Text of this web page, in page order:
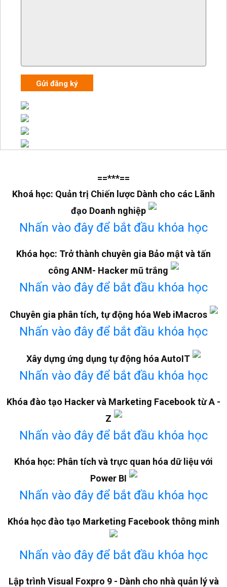
Gửi đăng ký
==***==
Khoá học: Quản trị Chiến lược Dành cho các Lãnh
đạo Doanh nghiệp
Nhấn vào đây để bắt đầu khóa học
Khóa học: Trở thành chuyên gia Bảo mật và tấn
công ANM- Hacker mũ trắng
Nhấn vào đây để bắt đầu khóa học
Chuyên gia phân tích, tự động hóa Web iMacros
Nhấn vào đây để bắt đầu khóa học
Xây dựng ứng dụng tự động hóa AutoIT
Nhấn vào đây để bắt đầu khóa học
Khóa đào tạo Hacker và Marketing Facebook từ A -
Z
Nhấn vào đây để bắt đầu khóa học
Khóa học: Phân tích và trực quan hóa dữ liệu với
Power BI
Nhấn vào đây để bắt đầu khóa học
Khóa học đào tạo Marketing Facebook thông minh
Nhấn vào đây để bắt đầu khóa học
Lập trình Visual Foxpro 9 - Dành cho nhà quản lý và